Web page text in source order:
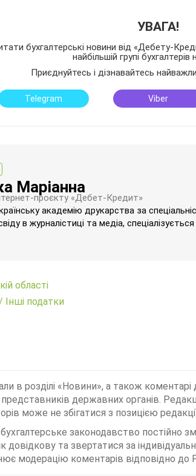
УВАГА!
бухгалтерські новини від «Дебету-
найбільшій групі
Приєднуйтесь і дізнавайтесь
Telegram Viber
Маріанна
проєкту «Дебет-Кредит»
академію друкарства за
в журналістиці та медіа,
області
Інші податки
в розділі «Новини», а також
державних органів.
може не збігатися з позицією
законодавство
довідкову та звертатися за
модерацію коментарів відповідно до